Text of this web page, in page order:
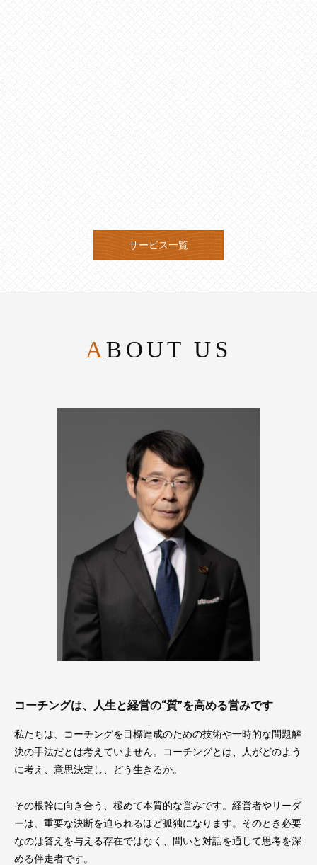
サービス一覧
ABOUT US
コーチングは、人生と経営の“質”を高める営みです
私たちは、コーチングを目標達成のための技術や一時的な問題解
決の手法だとは考えていません。コーチングとは、人がどのよう
に考え、意思決定し、どう生きるか。
その根幹に向き合う、極めて本質的な営みです。経営者やリーダ
ーは、重要な決断を迫られるほど孤独になります。そのとき必要
なのは答えを与える存在ではなく、問いと対話を通して思考を深
める伴走者です。